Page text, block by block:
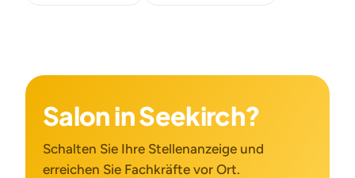
Salon in Seekirch?
Schalten Sie Ihre Stellenanzeige und
erreichen Sie Fachkräfte vor Ort.